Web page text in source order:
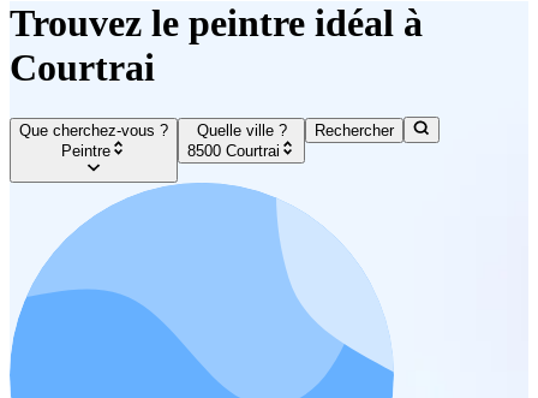
Trouvez le peintre idéal à
Courtrai
Que cherchez-vous ?
Peintre
Quelle ville ?
8500 Courtrai
Rechercher